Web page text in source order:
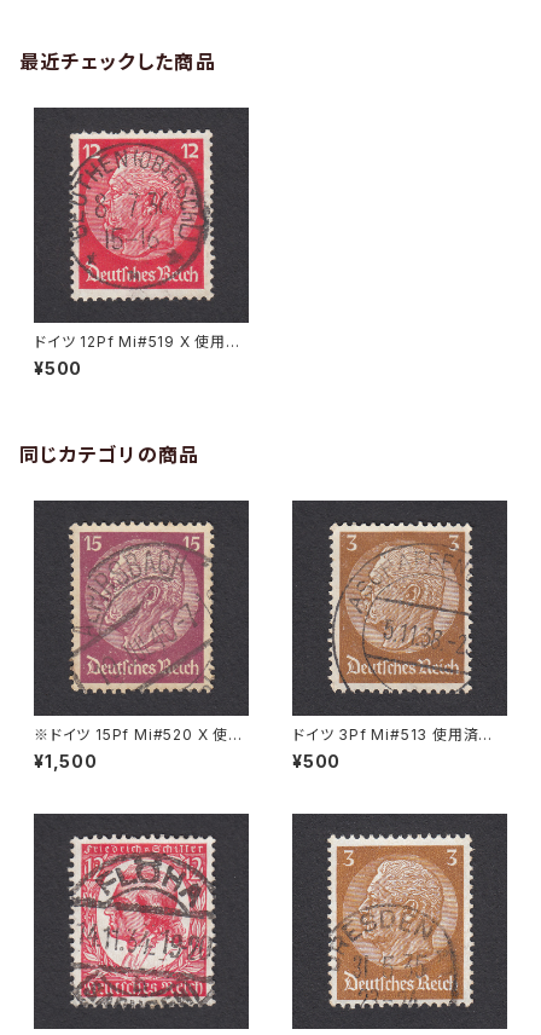
最近チェックした商品
ドイツ 12Pf Mi#519 X 使用済
み切手｜BEUTHEN 8.7.1936
¥500
同じカテゴリの商品
※ドイツ 15Pf Mi#520 X 使用
済み切手｜ALPIRSBACH 19.J
UL.1940
¥1,500
ドイツ 3Pf Mi#513 使用済み
切手｜ASCHAFFENBURG 5.1
1.1936
¥500